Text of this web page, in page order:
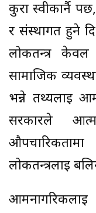
कुरा स्वीकार्नै
र संस्थागत हुने
लोकतन्त्र
सामाजिक
भन्ने तथ्यलाई
सरकारले
लोकतन्त्रलाई
आमनागरिकलाई